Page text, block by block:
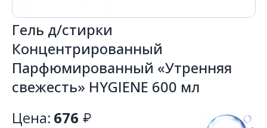
Гель д/стирки
Концентрированный
Парфюмированный «Утренняя
свежесть» HYGIENE 600 мл
Цена: 676